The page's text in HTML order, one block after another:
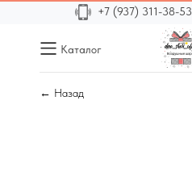
+7 (937) 311-38-53
Каталог
← Назад